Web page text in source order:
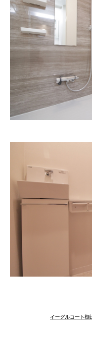
イーグルコート椥